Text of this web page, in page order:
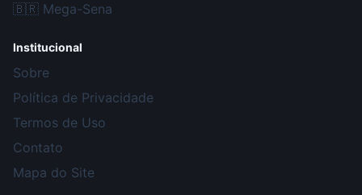
🇧🇷 Mega-Sena
Institucional
Sobre
Política de Privacidade
Termos de Uso
Contato
Mapa do Site